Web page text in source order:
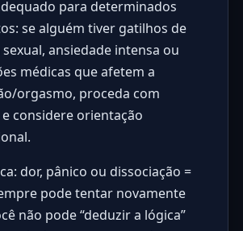
para determinados
se alguém tiver gatilhos de
ansiedade intensa ou
médicas que afetem a
orgasmo, proceda com
considere orientação
dor, pânico ou dissociação =
pode tentar novamente
não pode “deduzir a lógica”